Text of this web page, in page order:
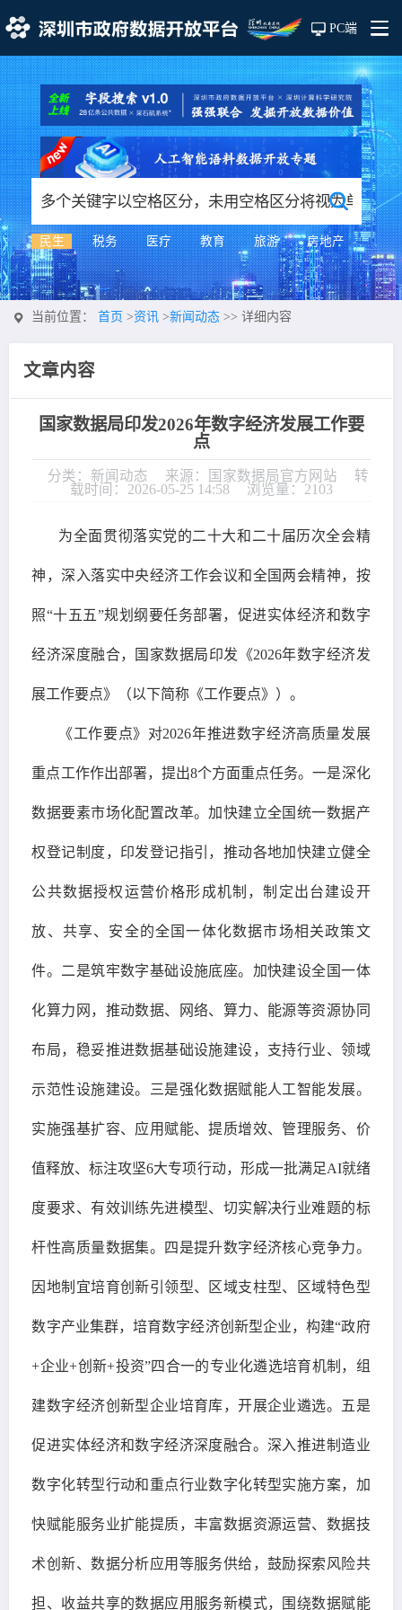
PC端
民生 税务 医疗 教育 旅游 房地产
当前位置： 首页 >资讯 >新闻动态>> 详细内容
文章内容
国家数据局印发2026年数字经济发展工作要
点
分类：新闻动态 来源：国家数据局官方网站
转
载时间：2026-05-25 14:58
浏览量：2103
为全面贯彻落实党的二十大和二十届历次全会精
神，深入落实中央经济工作会议和全国两会精神，按
照“十五五”规划纲要任务部署，促进实体经济和数字
经济深度融合，国家数据局印发《2026年数字经济发
展工作要点》（以下简称《工作要点》）。
《工作要点》对2026年推进数字经济高质量发展
重点工作作出部署，提出8个方面重点任务。一是深化
数据要素市场化配置改革。加快建立全国统一数据产
权登记制度，印发登记指引，推动各地加快建立健全
公共数据授权运营价格形成机制，制定出台建设开
放、共享、安全的全国一体化数据市场相关政策文
件。二是筑牢数字基础设施底座。加快建设全国一体
化算力网，推动数据、网络、算力、能源等资源协同
布局，稳妥推进数据基础设施建设，支持行业、领域
示范性设施建设。三是强化数据赋能人工智能发展。
实施强基扩容、应用赋能、提质增效、管理服务、价
值释放、标注攻坚6大专项行动，形成一批满足AI就绪
度要求、有效训练先进模型、切实解决行业难题的标
杆性高质量数据集。四是提升数字经济核心竞争力。
因地制宜培育创新引领型、区域支柱型、区域特色型
数字产业集群，培育数字经济创新型企业，构建“政府
+企业+创新+投资”四合一的专业化遴选培育机制，组
建数字经济创新型企业培育库，开展企业遴选。五是
促进实体经济和数字经济深度融合。深入推进制造业
数字化转型行动和重点行业数字化转型实施方案，加
快赋能服务业扩能提质，丰富数据资源运营、数据技
术创新、数据分析应用等服务供给，鼓励探索风险共
担、收益共享的数据应用服务新模式，围绕数据赋能